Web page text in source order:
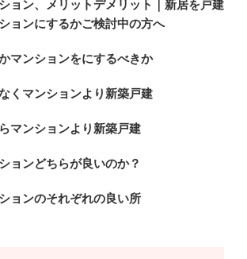
ョン、メリットデメリット｜新居を戸建
ョンにするかご検討中の方へ
マンションをにするべきか
くマンションより新築戸建
マンションより新築戸建
ョンどちらが良いのか？
ョンのそれぞれの良い所